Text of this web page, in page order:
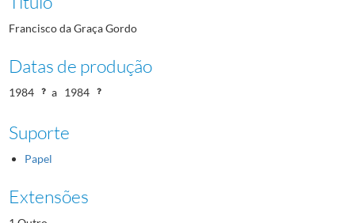
Francisco da Graça Gordo
Datas de produção
1984 a 1984
Suporte
Papel
Extensões